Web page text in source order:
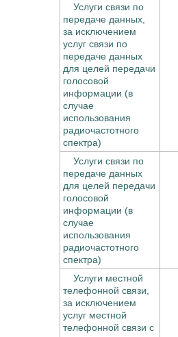
Услуги связи по
передаче данных,
за исключением
услуг связи по
передаче данных
для целей передачи
голосовой
информации (в
случае
использования
радиочастотного
спектра)
Услуги связи по
передаче данных
для целей передачи
голосовой
информации (в
случае
использования
радиочастотного
спектра)
Услуги местной
телефонной связи,
за исключением
услуг местной
телефонной связи с